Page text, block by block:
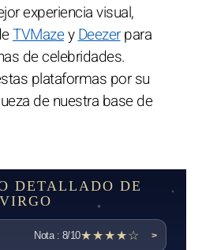
experiencia visual,
TVMazeyDeezerpara
de celebridades.
plataformas por su
de nuestra base de
DETALLADO DE
VIRGO
Nota : 8/10★★★★☆ >